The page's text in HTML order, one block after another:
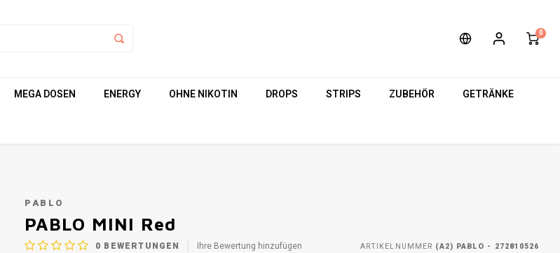
0
MEGA DOSEN ENERGY OHNE NIKOTIN DROPS STRIPS ZUBEHÖR GETRÄNKE
PABLO
PABLO MINI Red
0 BEWERTUNGEN Ihre Bewertung hinzufügen ARTIKELNUMMER (A2) PABLO - 272810526